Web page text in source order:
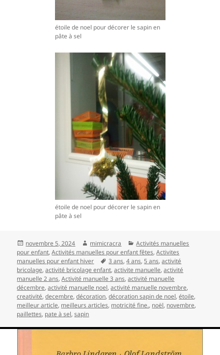
étoile de noel pour décorer le sapin en
pâte à sel
étoile de noel pour décorer le sapin en
pâte à sel
Publié
le
novembre 5, 2024 Auteur
mimicracra Catégories
Activités manuelles
pour enfant,Activités manuelles pour enfant fêtes,Activites
manuelles pour enfant hiver
Mots-
clés
3 ans,4 ans,5 ans,activité
bricolage,activité bricolage enfant,activite manuelle,activité
manuelle 2 ans,Activité manuelle 3 ans,activité manuelle
décembre,activité manuelle noel,activité manuelle novembre,
creativité,decembre,décoration,décoration sapin de noel,étoile,
meilleur article, meilleurs articles, motricité fine., noël, novembre,
paillettes, pate à sel,sapin